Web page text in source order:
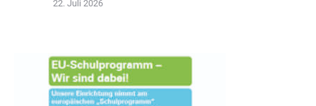
22. Juli 2026